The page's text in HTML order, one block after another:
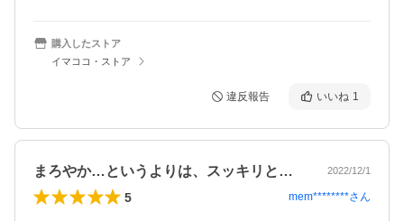
購入したストア
イマココ・ストア
違反報告 いいね 1
まろやか…というよりは、スッキリとクセ… 2022/12/1
5 mem********さん